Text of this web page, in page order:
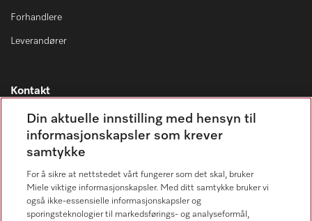
Forhandlere
Leverandører
Kontakt
Kontaktoversikt
Miele Professional Service
67 17 34 40
Forbrukerkontakt
67 17 31 00
Din aktuelle innstilling med hensyn til
informasjonskapsler som krever
samtykke
For å sikre at nettstedet vårt fungerer som det skal, bruker
Miele viktige informasjonskapsler. Med ditt samtykke bruker vi
også ikke-essensielle informasjonskapsler og
sporingsteknologier til markedsførings- og analyseformål,